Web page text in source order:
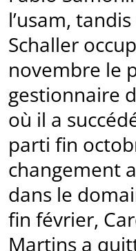
l’usam,
Schaller
novembre le
gestionnaire
où il a
parti fin
changement
dans le
fin février,
Martins a